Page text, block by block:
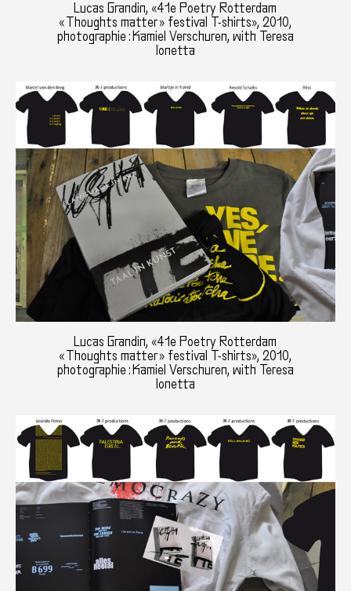
Lucas Grandin, «41e Poetry Rotterdam
« Thoughts matter » festival T-shirts», 2010,
photographie : Kamiel Verschuren, with Teresa
Ionetta
Lucas Grandin, «41e Poetry Rotterdam
« Thoughts matter » festival T-shirts», 2010,
photographie : Kamiel Verschuren, with Teresa
Ionetta